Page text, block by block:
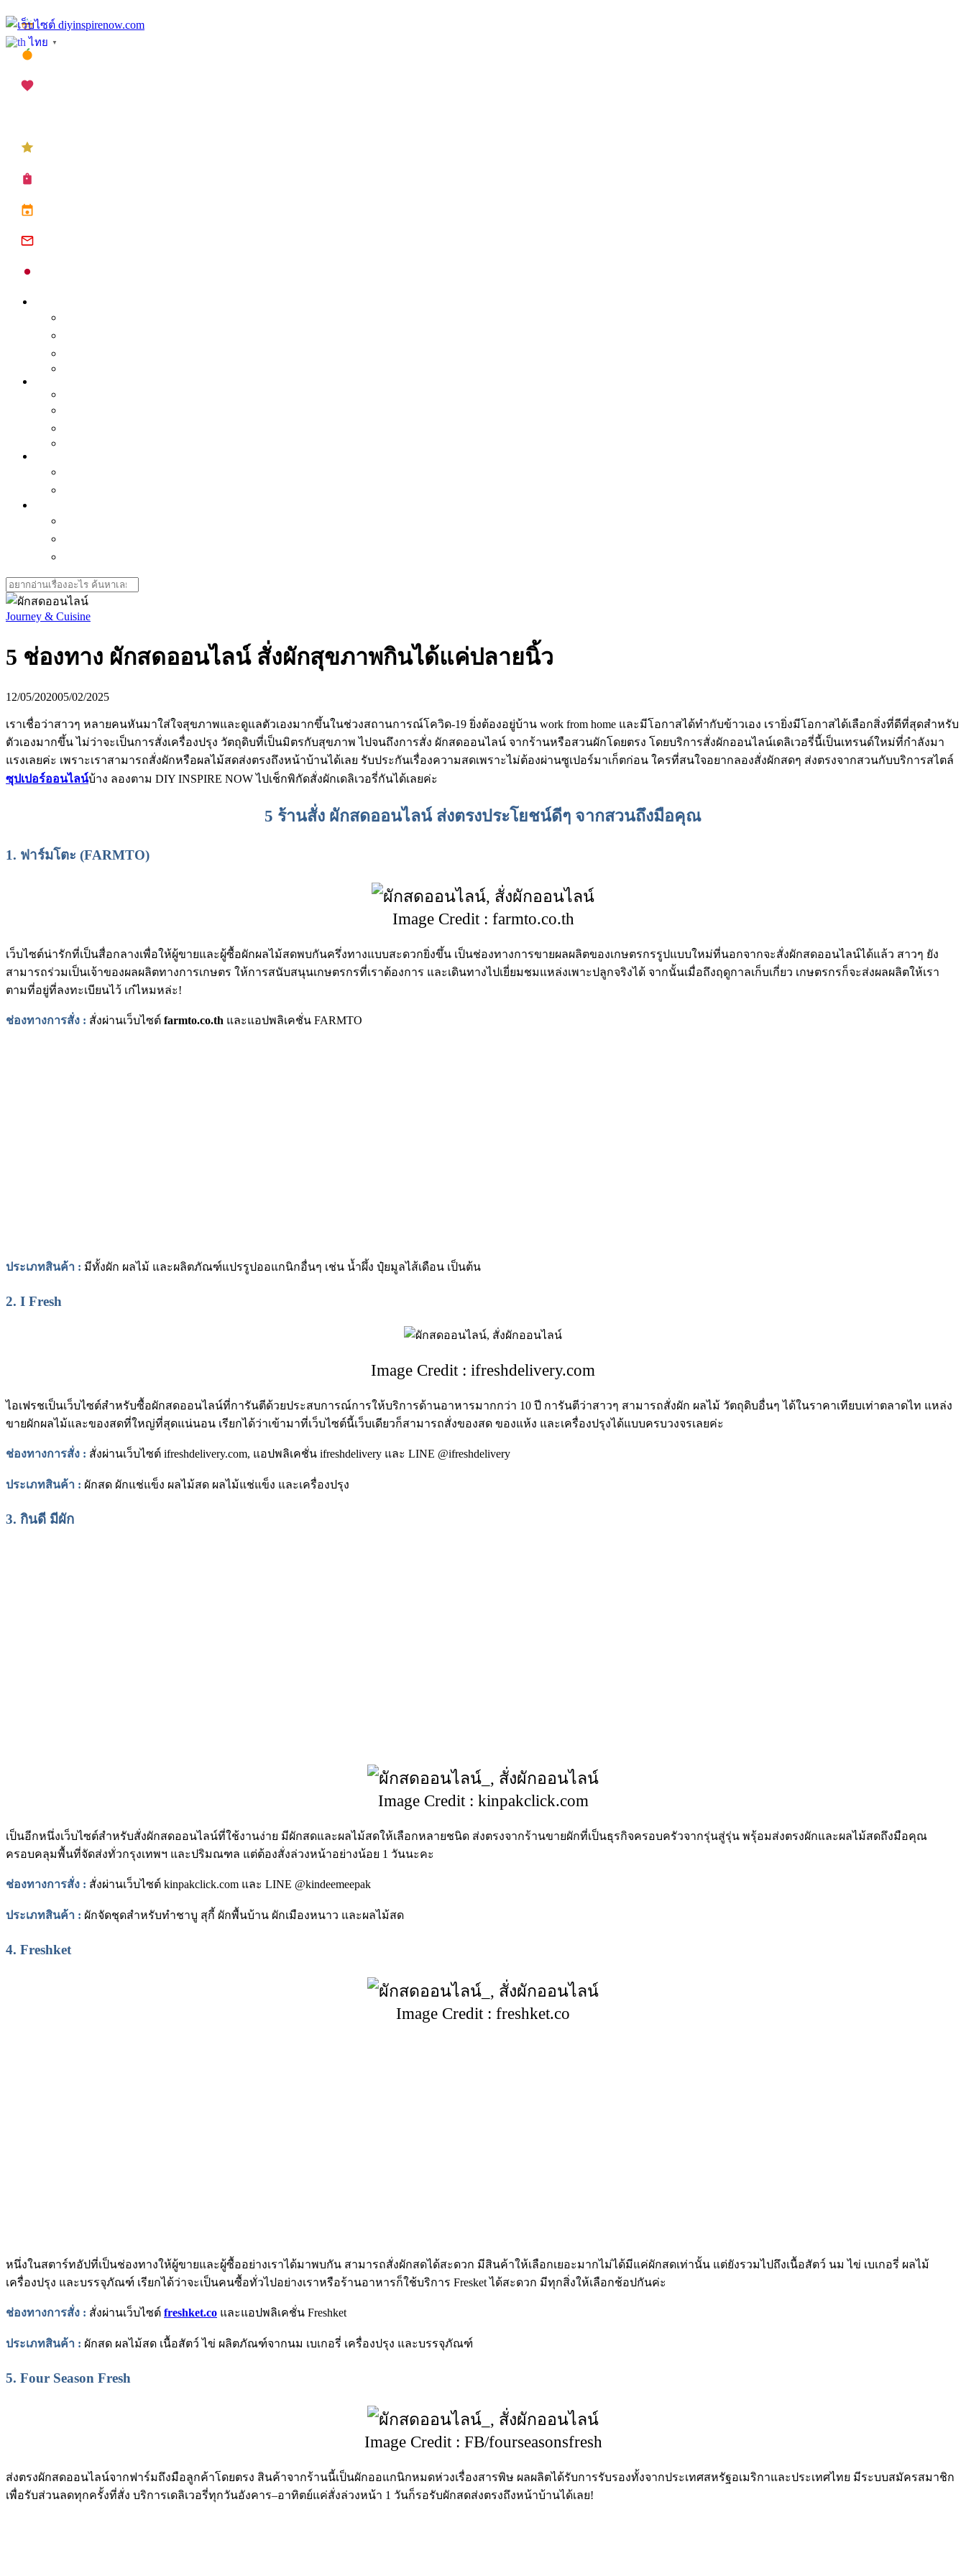
Skip
to
contentไทย ▼
เทศกาลสงกรานต์
Search
for:
Journey & Cuisine
5 ช่องทาง ผักสดออนไลน์ สั่งผักสุขภาพกินได้แค่ปลายนิ้ว
12/05/202005/02/2025
เราเชื่อว่าสาวๆ หลายคนหันมาใส่ใจสุขภาพและดูแลตัวเองมากขึ้นในช่วงสถานการณ์โควิด-19 ยิ่งต้องอยู่บ้าน work from home และมีโอกาสได้ทำกับข้าวเอง เรายิ่งมีโอกาสได้เลือกสิ่งที่ดีที่สุดสำหรับ
ตัวเองมากขึ้น ไม่ว่าจะเป็นการสั่งเครื่องปรุง วัตถุดิบที่เป็นมิตรกับสุขภาพ ไปจนถึงการสั่ง ผักสดออนไลน์ จากร้านหรือสวนผักโดยตรง โดยบริการสั่งผักออนไลน์เดลิเวอรี่นี้เป็นเทรนด์ใหม่ที่กำลังมา
แรงเลยค่ะ เพราะเราสามารถสั่งผักหรือผลไม้สดส่งตรงถึงหน้าบ้านได้เลย รับประกันเรื่องความสดเพราะไม่ต้องผ่านซูเปอร์มาเก็ตก่อน ใครที่สนใจอยากลองสั่งผักสดๆ ส่งตรงจากสวนกับบริการสไตล์
ซุปเปอร์ออนไลน์บ้าง ลองตาม DIY INSPIRE NOW ไปเช็กพิกัดสั่งผักเดลิเวอรี่กันได้เลยค่ะ
5 ร้านสั่ง ผักสดออนไลน์ ส่งตรงประโยชน์ดีๆ จากสวนถึงมือคุณ
1. ฟาร์มโตะ (FARMTO)
Image Credit : farmto.co.th
เว็บไซต์น่ารักที่เป็นสื่อกลางเพื่อให้ผู้ขายและผู้ซื้อผักผลไม้สดพบกันครึ่งทางแบบสะดวกยิ่งขึ้น เป็นช่องทางการขายผลผลิตของเกษตรกรรูปแบบใหม่ที่นอกจากจะสั่งผักสดออนไลน์ได้แล้ว สาวๆ ยัง
สามารถร่วมเป็นเจ้าของผลผลิตทางการเกษตร ให้การสนับสนุนเกษตรกรที่เราต้องการ และเดินทางไปเยี่ยมชมแหล่งเพาะปลูกจริงได้ จากนั้นเมื่อถึงฤดูกาลเก็บเกี่ยว เกษตรกรก็จะส่งผลผลิตให้เรา
ตามที่อยู่ที่ลงทะเบียนไว้ เก๋ไหมหล่ะ!
ช่องทางการสั่ง : สั่งผ่านเว็บไซต์ farmto.co.th และแอปพลิเคชั่น FARMTO
ประเภทสินค้า : มีทั้งผัก ผลไม้ และผลิตภัณฑ์แปรรูปออแกนิกอื่นๆ เช่น น้ำผึ้ง ปุ๋ยมูลไส้เดือน เป็นต้น
2. I Fresh
Image Credit : ifreshdelivery.com
ไอเฟรชเป็นเว็บไซต์สำหรับซื้อผักสดออนไลน์ที่การันตีด้วยประสบการณ์การให้บริการด้านอาหารมากกว่า 10 ปี การันตีว่าสาวๆ สามารถสั่งผัก ผลไม้ วัตถุดิบอื่นๆ ได้ในราคาเทียบเท่าตลาดไท แหล่ง
ขายผักผลไม้และของสดที่ใหญ่ที่สุดแน่นอน เรียกได้ว่าเข้ามาที่เว็บไซต์นี้เว็บเดียวก็สามารถสั่งของสด ของแห้ง และเครื่องปรุงได้แบบครบวงจรเลยค่ะ
ช่องทางการสั่ง : สั่งผ่านเว็บไซต์ ifreshdelivery.com, แอปพลิเคชั่น ifreshdelivery และ LINE @ifreshdelivery
ประเภทสินค้า : ผักสด ผักแช่แข็ง ผลไม้สด ผลไม้แช่แข็ง และเครื่องปรุง
3. กินดี มีผัก
Image Credit : kinpakclick.com
เป็นอีกหนึ่งเว็บไซต์สำหรับสั่งผักสดออนไลน์ที่ใช้งานง่าย มีผักสดและผลไม้สดให้เลือกหลายชนิด ส่งตรงจากร้านขายผักที่เป็นธุรกิจครอบครัวจากรุ่นสู่รุ่น พรุ้อมส่งตรงผักและผลไม้สดถึงมือคุณ
ครอบคลุมพื้นที่จัดส่งทั่วกรุงเทพฯ และปริมณฑล แต่ต้องสั่งล่วงหน้าอย่างน้อย 1 วันนะคะ
ช่องทางการสั่ง : สั่งผ่านเว็บไซต์ kinpakclick.com และ LINE @kindeemeepak
ประเภทสินค้า : ผักจัดชุดสำหรับทำชาบู สุกี้ ผักพื้นบ้าน ผักเมืองหนาว และผลไม้สด
4. Freshket
Image Credit : freshket.co
หนึ่งในสตาร์ทอัปที่เป็นช่องทางให้ผู้ขายและผู้ซื้ออย่างเราได้มาพบกัน สามารถสั่งผักสดได้สะดวก มีสินค้าให้เลือกเยอะมากไม่ได้มีแค่ผักสดเท่านั้น แต่ยังรวมไปถึงเนื้อสัตว์ นม ไข่ เบเกอรี่ ผลไม้
เครื่องปรุง และบรรจุภัณฑ์ เรียกได้ว่าจะเป็นคนซื้อทั่วไปอย่างเราหรือร้านอาหารก็ใช้บริการ Fresketได้สะดวก มีทุกสิ่งให้เลือกช้อปกันค่ะ
ช่องทางการสั่ง : สั่งผ่านเว็บไซต์ freshket.co และแอปพลิเคชั่น Freshket
ประเภทสินค้า : ผักสด ผลไม้สด เนื้อสัตว์ ไข่ ผลิตภัณฑ์จากนม เบเกอรี่ เครื่องปรุง และบรรจุภัณฑ์
5. Four Season Fresh
Image Credit : FB/fourseasonsfresh
ส่งตรงผักสดออนไลน์จากฟาร์มถึงมือลูกค้าโดยตรง สินค้าจากร้านนี้เป็นผักออแกนิกหมดห่วงเรื่องสารพิษ ผลผลิตได้รับการรับรองทั้งจากประเทศสหรัฐอเมริกาและประเทศไทย มีระบบสมัครสมาชิก
เพื่อรับส่วนลดทุกครั้งที่สั่ง บริการเดลิเวอรี่ทุกวันอังคาร–อาทิตย์แค่สั่งล่วงหน้า 1 วันก็รอรับผักสดส่งตรงถึงหน้าบ้านได้เลย!